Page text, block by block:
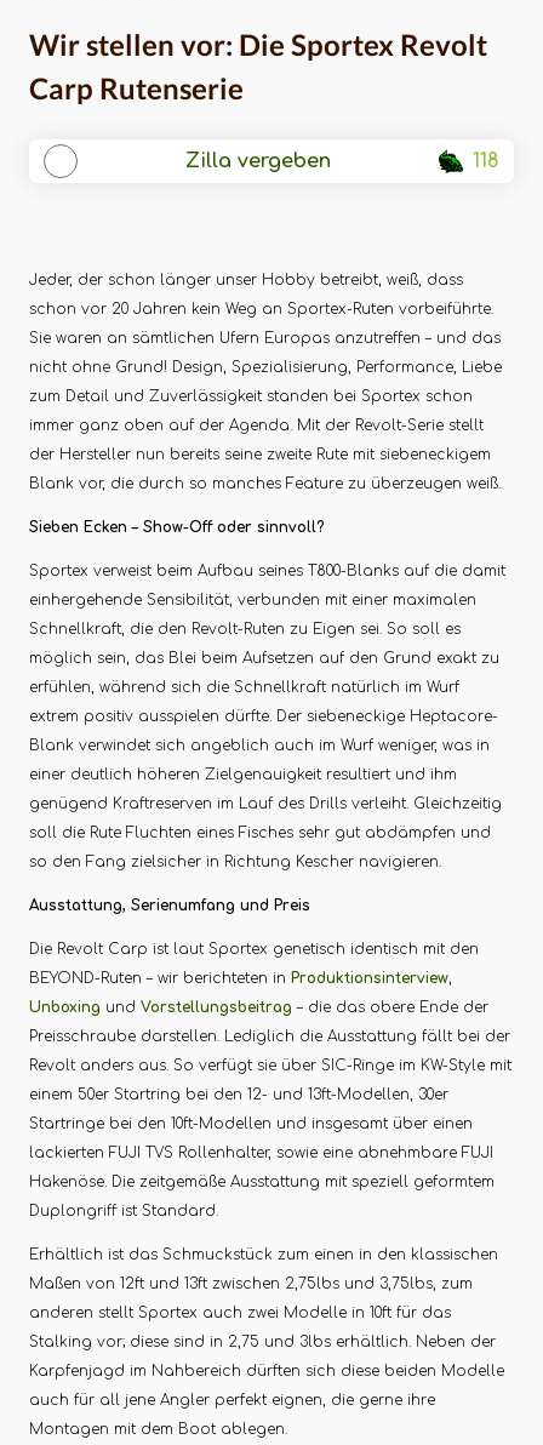
Wir stellen vor: Die Sportex Revolt
Carp Rutenserie
Zilla vergeben 118
Jeder, der schon länger unser Hobby betreibt, weiß, dass
schon vor 20 Jahren kein Weg an Sportex-Ruten vorbeiführte.
Sie waren an sämtlichen Ufern Europas anzutreffen – und das
nicht ohne Grund! Design, Spezialisierung, Performance, Liebe
zum Detail und Zuverlässigkeit standen bei Sportex schon
immer ganz oben auf der Agenda. Mit der Revolt-Serie stellt
der Hersteller nun bereits seine zweite Rute mit siebeneckigem
Blank vor, die durch so manches Feature zu überzeugen weiß.
Sieben Ecken – Show-Off oder sinnvoll?
Sportex verweist beim Aufbau seines T800-Blanks auf die damit
einhergehende Sensibilität, verbunden mit einer maximalen
Schnellkraft, die den Revolt-Ruten zu Eigen sei. So soll es
möglich sein, das Blei beim Aufsetzen auf den Grund exakt zu
erfühlen, während sich die Schnellkraft natürlich im Wurf
extrem positiv ausspielen dürfte. Der siebeneckige Heptacore-
Blank verwindet sich angeblich auch im Wurf weniger, was in
einer deutlich höheren Zielgenauigkeit resultiert und ihm
genügend Kraftreserven im Lauf des Drills verleiht. Gleichzeitig
soll die Rute Fluchten eines Fisches sehr gut abdämpfen und
so den Fang zielsicher in Richtung Kescher navigieren.
Ausstattung, Serienumfang und Preis
Die Revolt Carp ist laut Sportex genetisch identisch mit den
BEYOND-Ruten – wir berichteten in Produktionsinterview
Unboxing und Vorstellungsbeitrag – die das obere Ende der
Preisschraube darstellen. Lediglich die Ausstattung fällt bei der
Revolt anders aus. So verfügt sie über SIC-Ringe im KW-Style mit
einem 50er Startring bei den 12- und 13ft-Modellen, 30er
Startringe bei den 10ft-Modellen und insgesamt über einen
lackierten FUJI TVS Rollenhalter, sowie eine abnehmbare FUJI
Hakenöse. Die zeitgemäße Ausstattung mit speziell geformtem
Duplongriff ist Standard.
Erhältlich ist das Schmuckstück zum einen in den klassischen
Maßen von 12ft und 13ft zwischen 2,75lbs und 3,75lbs, zum
anderen stellt Sportex auch zwei Modelle in 10ft für das
Stalking vor; diese sind in 2,75 und 3lbs erhältlich. Neben der
Karpfenjagd im Nahbereich dürften sich diese beiden Modelle
auch für all jene Angler perfekt eignen, die gerne ihre
Montagen mit dem Boot ablegen.